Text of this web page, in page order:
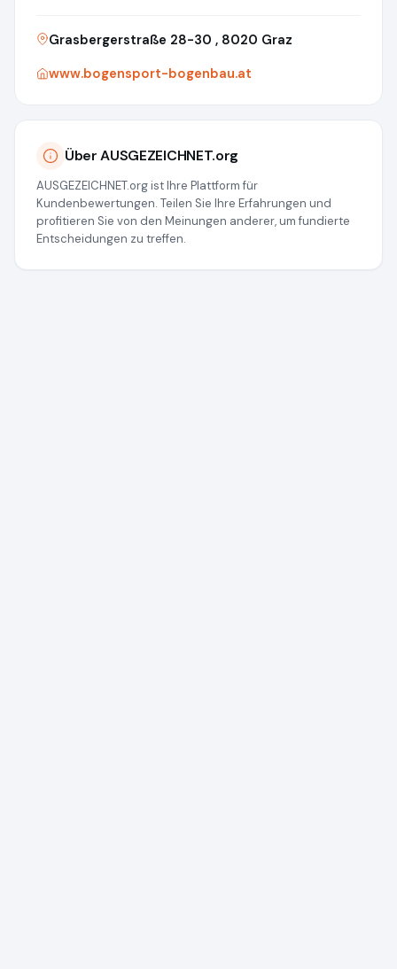
Grasbergerstraße 28-30 , 8020 Graz
www.bogensport-bogenbau.at
Über AUSGEZEICHNET.org
AUSGEZEICHNET.org ist Ihre Plattform für
Kundenbewertungen. Teilen Sie Ihre Erfahrungen und
profitieren Sie von den Meinungen anderer, um fundierte
Entscheidungen zu treffen.